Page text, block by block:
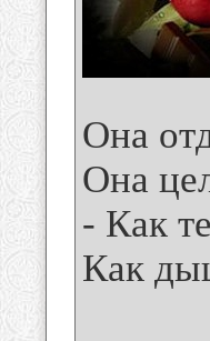
Она
Она
- Как
Как